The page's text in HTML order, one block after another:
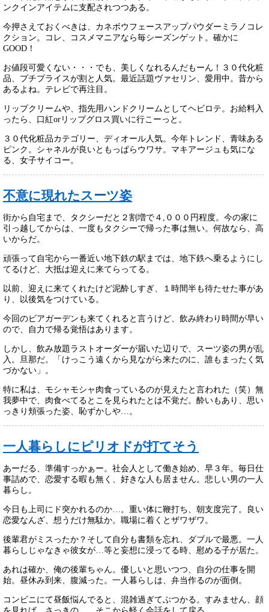
ンクインアイテムに支配されつつある。
今押さえておくべきは、カネボウフェースアップパウダーミラノコレ
クション。コレ、コスメマニアなら毎シーズンゲット。確かに
GOOD！
お値段可愛くない・・・でも、美しくなれるんだもーん！３０代化粧
品、プチプライスが割と人気。最近話題ヴァセリン、愛用中。昔から
あるよね。テレビで再注目。
リップクリームや、指先用ハンドクリームとしてヘビロテ。お給料入
ったら、口紅orリップグロス買いに行こーっと。
３０代化粧品カテゴリー、ディオール人気。今年トレンド、青味ある
ピンク。シャネルが良いともっぱらウワサ。マキアージュも気にな
る、女子サイコー。
不意に現れたスーツ姿
街から自宅まで、タクシーだと２割増で４,０００円程度。今の家に
引っ越してからは、一度もタクシーで帰った事は無い。何故なら、高
いからだ。
頑張って自宅から一番近い地下鉄の駅までは、地下鉄へ乗るようにし
てるけど、大抵は迎えに来てらってる。
以前、迎えに来てくれたけど泥酔しすぎ、１時間半も待たせた事があ
り、以後気をつけている。
今回のビアガーデンも来てくれると言うけど、飲み終わり時間が早い
ので、自力で帰る覚悟はあります。
しかし、飲み放題ラストオーダーが届いた辺りで、スーツ姿の男が乱
入。旦那だ。「けっこう遠くから見ながら来たのに、誰もまったく気
づかない」。
特に私は、モシャモシャ肉食っているのが見えたと言われた（笑）無
我夢中で、肉食べてるとこを見られたとは不覚だ。酔いもあり、思い
っきり頬張った姿、恥ずかしや…。
一人暮らしにピリオドが打てそう
あーだる、準備すっかぁー。社会人として働き始め、早３年。毎日仕
事詰めで、恋愛する暇も無く、好きな人も居ません。悲しい男の一人
暮らし。
今日も上司にド突かれるのか…。重い体に鞭打ち、朝支度完了。良い
恋愛なんざ、想うだけ無駄か。職場に着くとザワザワ。
後輩君がミスったか？そして自分も書類を忘れ、ダブルで最悪。一人
暮らしじゃなきゃ彼女が…等と妄想に浸ってる時、慰める子が居た。
あれは確か、俺の後輩ちゃん。優しいと思いつつ、自分の仕事を開
始。昼休み到来、腹減った。一人暮らしは、弁当作るのが面倒。
コンビニにて昼飯悩んでると、混雑過ぎてぶつかる。すみません、顔